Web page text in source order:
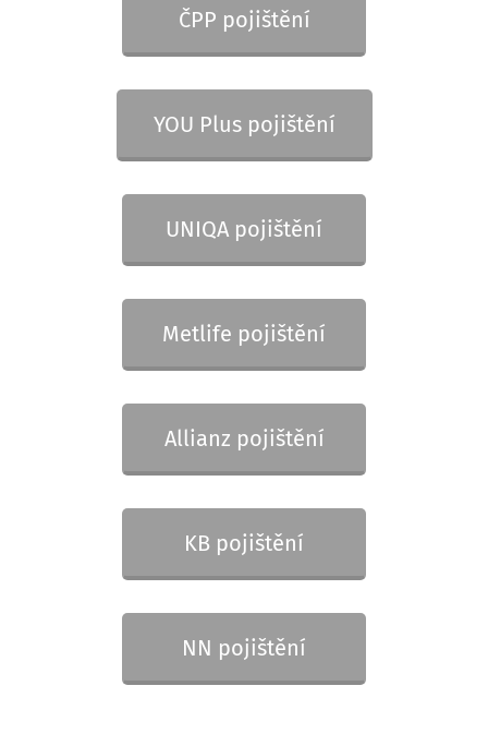
ČPP pojištění
YOU Plus pojištění
UNIQA pojištění
Metlife pojištění
Allianz pojištění
KB pojištění
NN pojištění